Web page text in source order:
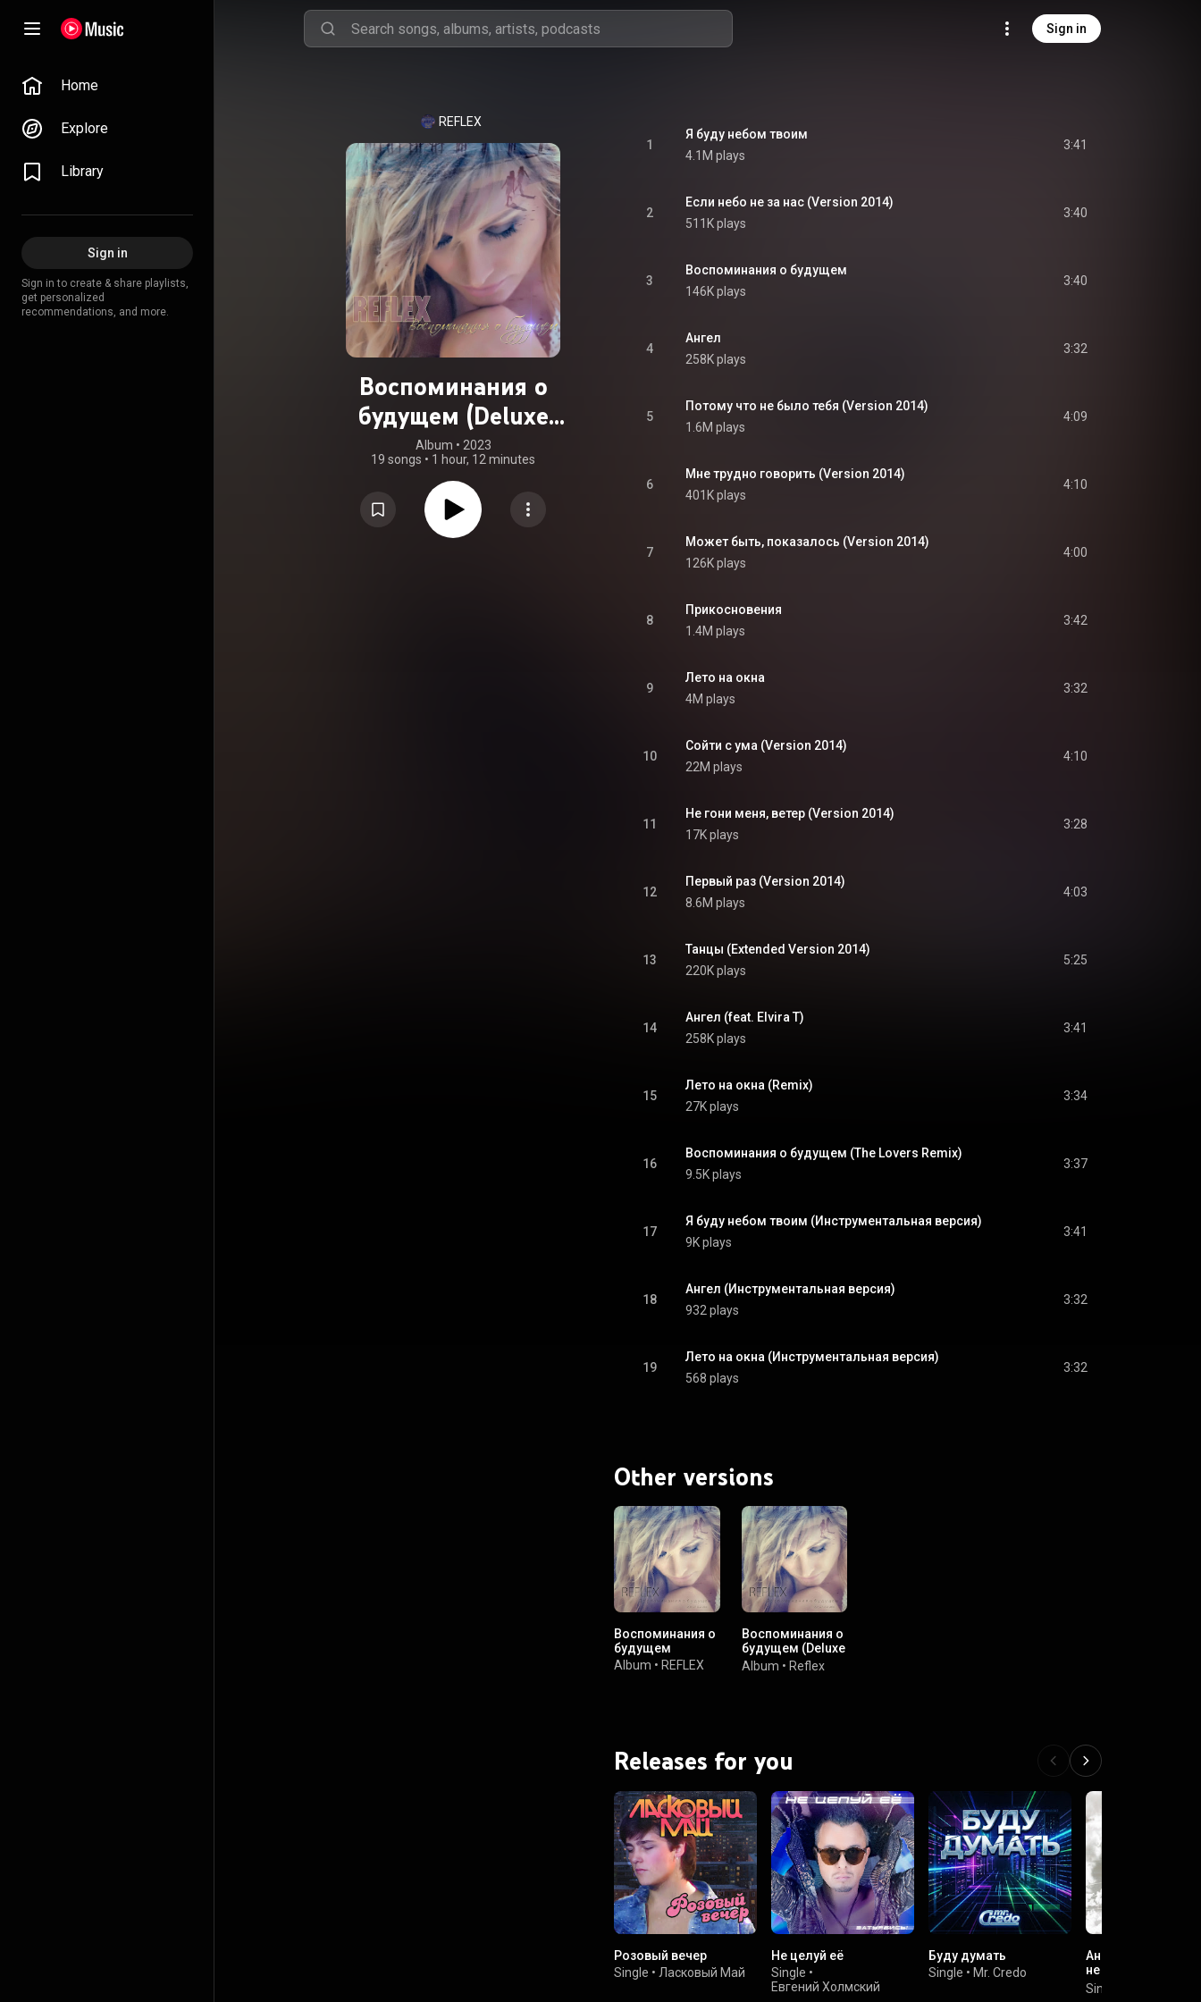
Sign in
Home
Explore
Library
Sign in
Sign in to create & share playlists,
get personalized
recommendations, and more.
REFLEX
Воспоминания о
будущем (Deluxe
Version)
Album • 2023
19 songs • 1 hour, 12 minutes
1
Я буду небом твоим
4.1M plays
3:41
2
Если небо не за нас (Version 2014)
511K plays
3:40
3
Воспоминания о будущем
146K plays
3:40
4
Ангел
258K plays
3:32
5
Потому что не было тебя (Version 2014)
1.6M plays
4:09
6
Мне трудно говорить (Version 2014)
401K plays
4:10
7
Может быть, показалось (Version 2014)
126K plays
4:00
8
Прикосновения
1.4M plays
3:42
9
Лето на окна
4M plays
3:32
10
Сойти с ума (Version 2014)
22M plays
4:10
11
Не гони меня, ветер (Version 2014)
17K plays
3:28
12
Первый раз (Version 2014)
8.6M plays
4:03
13
Танцы (Extended Version 2014)
220K plays
5:25
14
Ангел (feat. Elvira T)
258K plays
3:41
15
Лето на окна (Remix)
27K plays
3:34
16
Воспоминания о будущем (The Lovers Remix)
9.5K plays
3:37
17
Я буду небом твоим (Инструментальная версия)
9K plays
3:41
18
Ангел (Инструментальная версия)
932 plays
3:32
19
Лето на окна (Инструментальная версия)
568 plays
3:32
Other versions
Воспоминания о
будущем
Album • REFLEX
Воспоминания о
будущем (Deluxe
Version)
Album • Reflex
Releases for you
Розовый вечер
Single • Ласковый Май
Не целуй её
Single •
Евгений Холмский
Буду думать
Single • Mr. Credo
Ангелы здесь
не живут (Dance
Version)
Single